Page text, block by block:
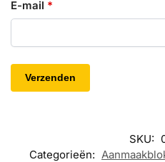
E-mail *
SKU:
Categorieën: